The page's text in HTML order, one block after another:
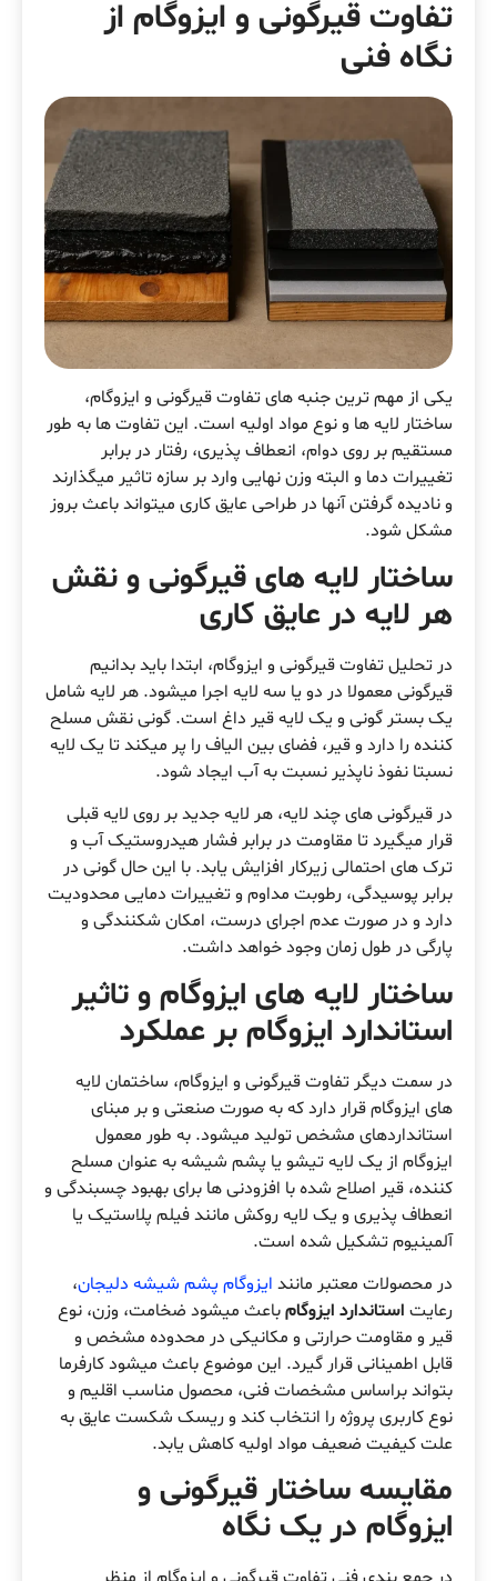
تفاوت قیرگونی و ایزوگام از
نگاه فنی
یکی از مهم ترین جنبه های تفاوت قیرگونی و ایزوگام،
ساختار لایه ها و نوع مواد اولیه است. این تفاوت ها به طور
مستقیم بر روی دوام، انعطاف پذیری، رفتار در برابر
تغییرات دما و البته وزن نهایی وارد بر سازه تاثیر میگذارند
و نادیده گرفتن آنها در طراحی عایق کاری میتواند باعث بروز
مشکل شود.
ساختار لایه های قیرگونی و نقش
هر لایه در عایق کاری
در تحلیل تفاوت قیرگونی و ایزوگام، ابتدا باید بدانیم
قیرگونی معمولا در دو یا سه لایه اجرا میشود. هر لایه شامل
یک بستر گونی و یک لایه قیر داغ است. گونی نقش مسلح
کننده را دارد و قیر، فضای بین الیاف را پر میکند تا یک لایه
نسبتا نفوذ ناپذیر نسبت به آب ایجاد شود.
در قیرگونی های چند لایه، هر لایه جدید بر روی لایه قبلی
قرار میگیرد تا مقاومت در برابر فشار هیدروستیک آب و
ترک های احتمالی زیرکار افزایش یابد. با این حال گونی در
برابر پوسیدگی، رطوبت مداوم و تغییرات دمایی محدودیت
دارد و در صورت عدم اجرای درست، امکان شکنندگی و
پارگی در طول زمان وجود خواهد داشت.
ساختار لایه های ایزوگام و تاثیر
استاندارد ایزوگام بر عملکرد
در سمت دیگر تفاوت قیرگونی و ایزوگام، ساختمان لایه
های ایزوگام قرار دارد که به صورت صنعتی و بر مبنای
استانداردهای مشخص تولید میشود. به طور معمول
ایزوگام از یک لایه تیشو یا پشم شیشه به عنوان مسلح
کننده، قیر اصلاح شده با افزودنی ها برای بهبود چسبندگی و
انعطاف پذیری و یک لایه روکش مانند فیلم پلاستیک یا
آلمینیوم تشکیل شده است.
در محصولات معتبر مانند ایزوگام پشم شیشه دلیجان،
رعایت استاندارد ایزوگامباعث میشود ضخامت، وزن، نوع
قیر و مقاومت حرارتی و مکانیکی در محدوده مشخص و
قابل اطمینانی قرار گیرد. این موضوع باعث میشود کارفرما
بتواند براساس مشخصات فنی، محصول مناسب اقلیم و
نوع کاربری پروژه را انتخاب کند و ریسک شکست عایق به
علت کیفیت ضعیف مواد اولیه کاهش یابد.
مقایسه ساختار قیرگونی و
ایزوگام در یک نگاه